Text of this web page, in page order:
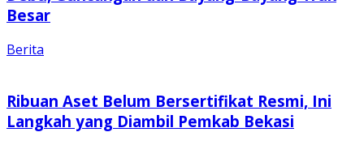
Besar
Berita
Ribuan Aset Belum Bersertifikat Resmi, Ini
Langkah yang Diambil Pemkab Bekasi